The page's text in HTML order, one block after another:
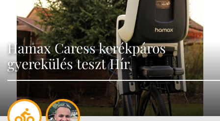
Hamax Caress kerékpáros
gyerekülés teszt Hír